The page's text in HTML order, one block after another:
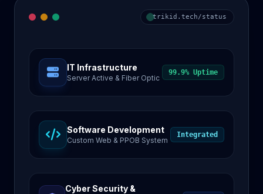
trikid.tech/status
IT Infrastructure
Server Active & Fiber Optic
99.9% Uptime
Software Development
Custom Web & PPOB System
Integrated
Cyber Security &